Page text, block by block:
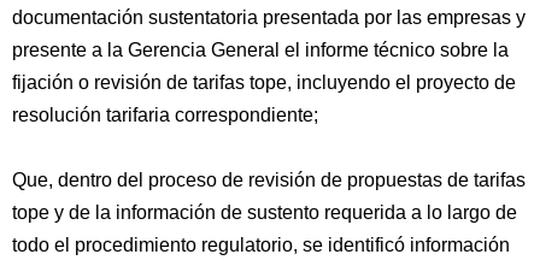
documentación sustentatoria presentada por las empresas y
presente a la Gerencia General el informe técnico sobre la
fijación o revisión de tarifas tope, incluyendo el proyecto de
resolución tarifaria correspondiente;
Que, dentro del proceso de revisión de propuestas de tarifas
tope y de la información de sustento requerida a lo largo de
todo el procedimiento regulatorio, se identificó información